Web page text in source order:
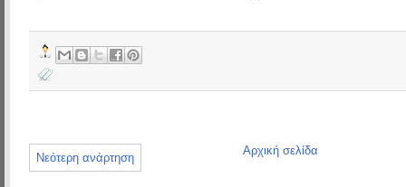
Νεότερη ανάρτηση
Αρχική σελίδα